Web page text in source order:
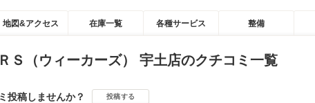
地図&アクセス 在庫一覧 各種サービス 整備
Ｓ（ウィーカーズ） 宇土店のクチコミ一覧
投稿しませんか？ 投稿する